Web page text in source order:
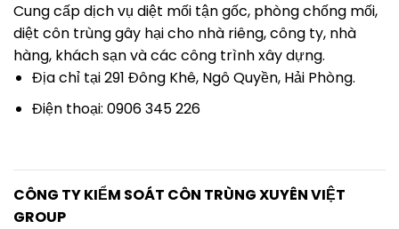
Cung cấp dịch vụ diệt mối tận gốc, phòng chống mối,
diệt côn trùng gây hại cho nhà riêng, công ty, nhà
hàng, khách sạn và các công trình xây dựng.
Địa chỉ tại 291 Đông Khê, Ngô Quyền, Hải Phòng.
Điện thoại: 0906 345 226
CÔNG TY KIỂM SOÁT CÔN TRÙNG XUYÊN VIỆT
GROUP